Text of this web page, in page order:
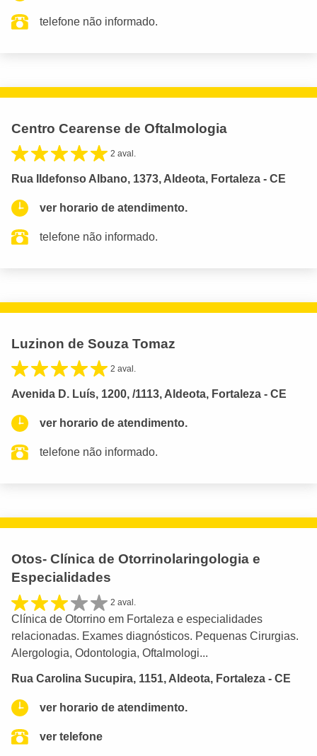
telefone não informado.
Centro Cearense de Oftalmologia
2 aval.
Rua Ildefonso Albano, 1373, Aldeota, Fortaleza - CE
ver horario de atendimento.
telefone não informado.
Luzinon de Souza Tomaz
2 aval.
Avenida D. Luís, 1200, /1113, Aldeota, Fortaleza - CE
ver horario de atendimento.
telefone não informado.
Otos- Clínica de Otorrinolaringologia e
Especialidades
2 aval.
Clínica de Otorrino em Fortaleza e especialidades
relacionadas. Exames diagnósticos. Pequenas Cirurgias.
Alergologia, Odontologia, Oftalmologi...
Rua Carolina Sucupira, 1151, Aldeota, Fortaleza - CE
ver horario de atendimento.
ver telefone